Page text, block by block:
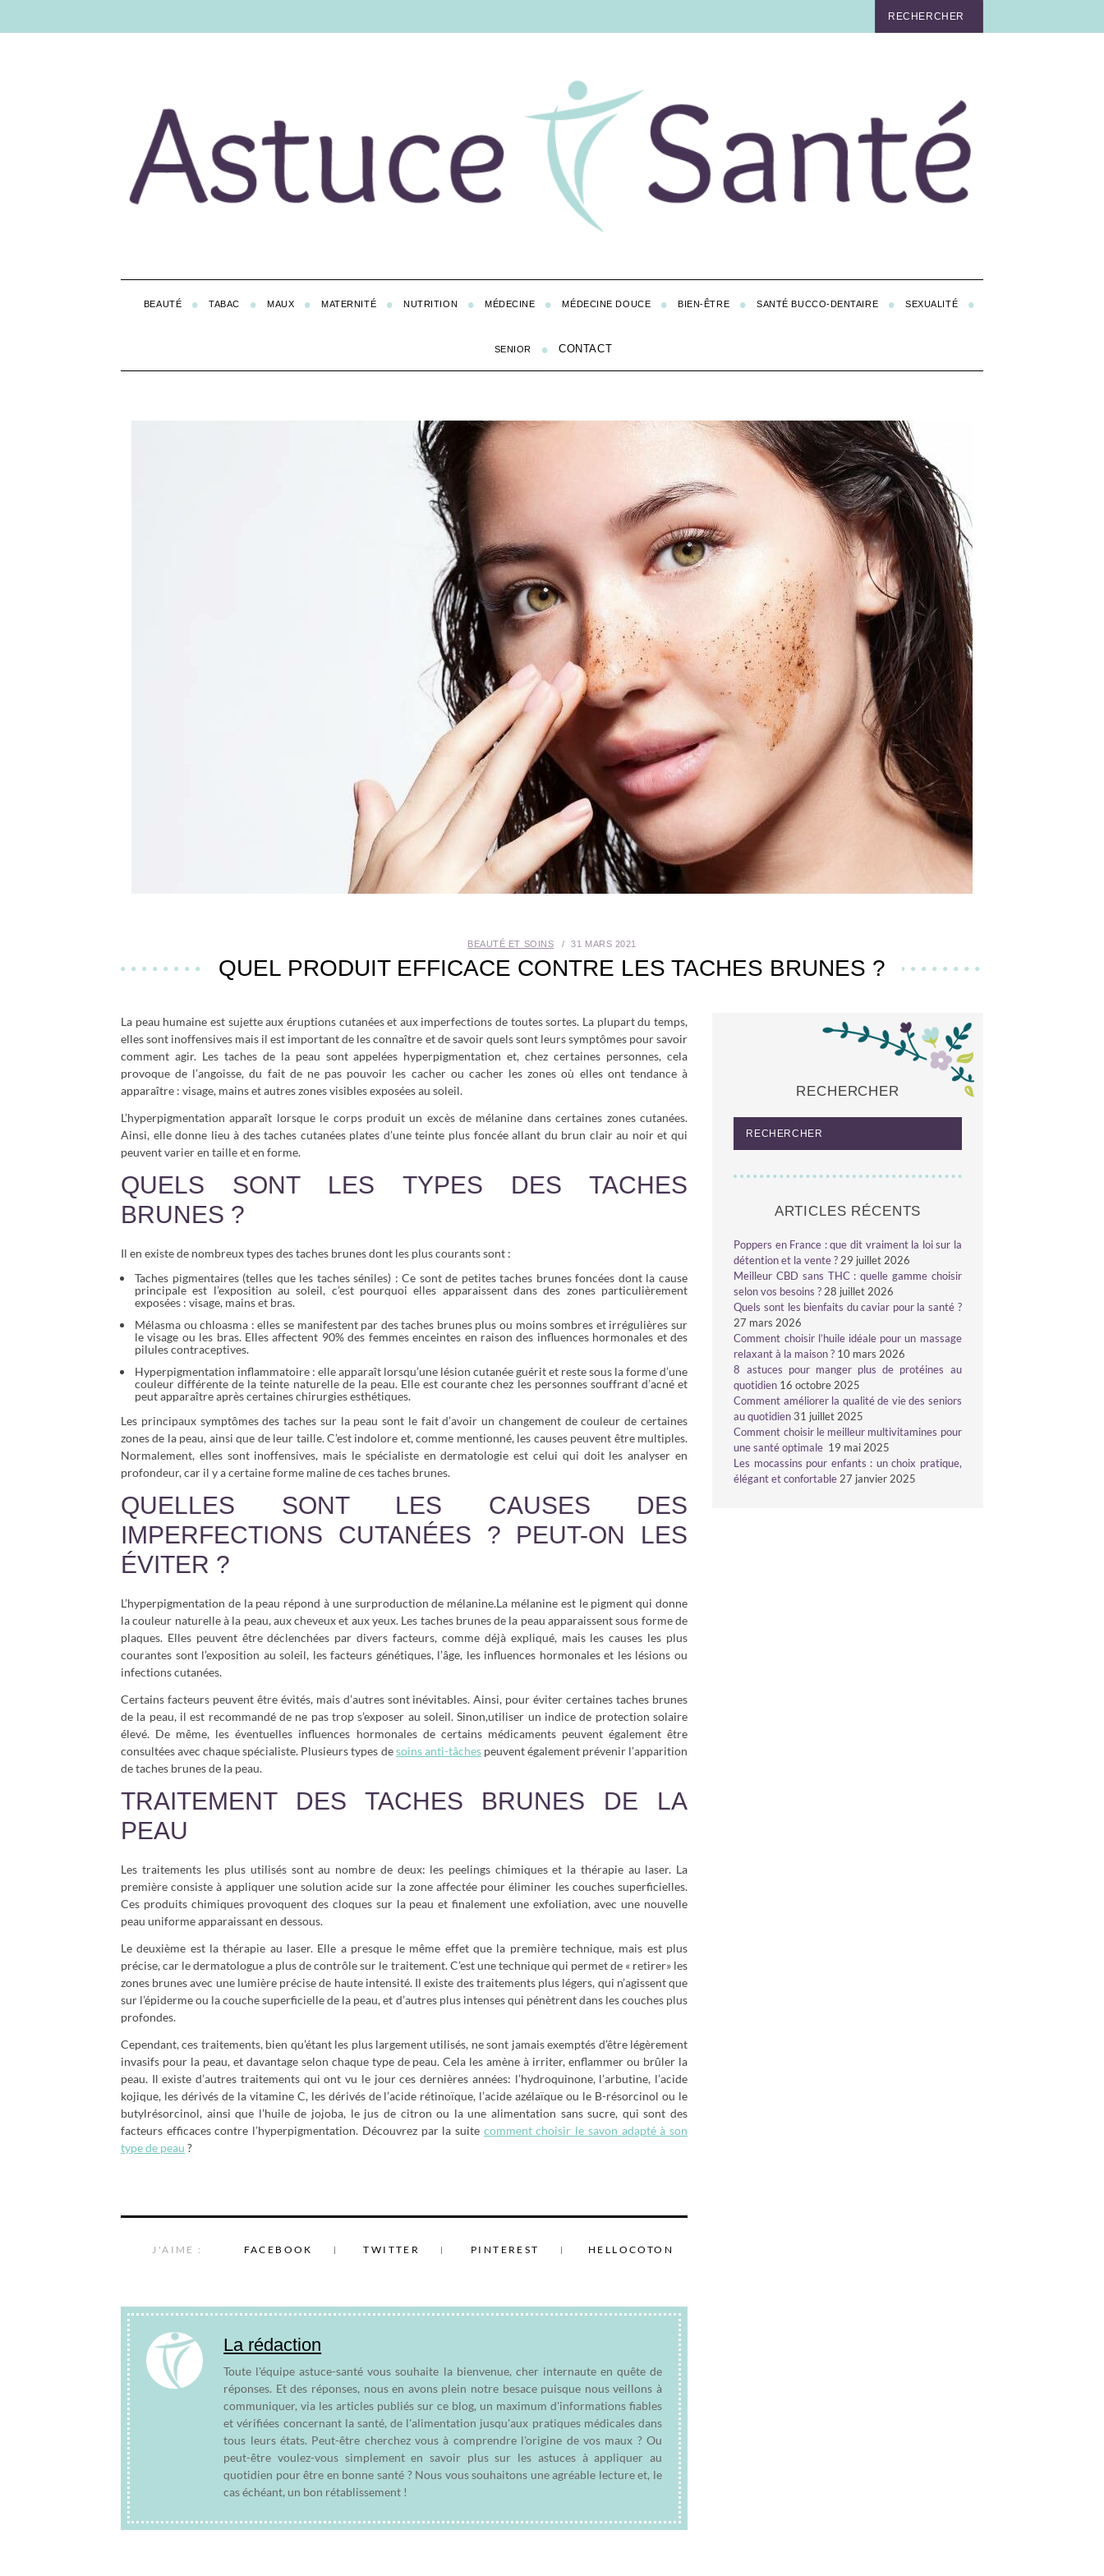
BEAUTÉ TABAC MAUX MATERNITÉ NUTRITION MÉDECINE MÉDECINE DOUCE BIEN-ÊTRE SANTÉ BUCCO-DENTAIRE SEXUALITÉ
SENIOR CONTACT
BEAUTÉ ET SOINS 31 MARS 2021
QUEL PRODUIT EFFICACE CONTRE LES TACHES BRUNES ?
La peau humaine est sujette aux éruptions cutanées et aux imperfections de toutes sortes. La plupart du temps,
elles sont inoffensives mais il est important de les connaître et de savoir quels sont leurs symptômes pour savoir
comment agir. Les taches de la peau sont appelées hyperpigmentation et, chez certaines personnes, cela
provoque de l’angoisse, du fait de ne pas pouvoir les cacher ou cacher les zones où elles ont tendance à
apparaître : visage, mains et autres zones visibles exposées au soleil.
L’hyperpigmentation apparaît lorsque le corps produit un excès de mélanine dans certaines zones cutanées.
Ainsi, elle donne lieu à des taches cutanées plates d’une teinte plus foncée allant du brun clair au noir et qui
peuvent varier en taille et en forme.
QUELS SONT LES TYPES DES TACHES
BRUNES ?
Il en existe de nombreux types des taches brunes dont les plus courants sont :
Taches pigmentaires (telles que les taches séniles) : Ce sont de petites taches brunes foncées dont la cause
principale est l’exposition au soleil, c’est pourquoi elles apparaissent dans des zones particulièrement
exposées : visage, mains et bras.
Mélasma ou chloasma : elles se manifestent par des taches brunes plus ou moins sombres et irrégulières sur
le visage ou les bras. Elles affectent 90% des femmes enceintes en raison des influences hormonales et des
pilules contraceptives.
Hyperpigmentation inflammatoire : elle apparaît lorsqu’une lésion cutanée guérit et reste sous la forme d’une
couleur différente de la teinte naturelle de la peau. Elle est courante chez les personnes souffrant d’acné et
peut apparaître après certaines chirurgies esthétiques.
Les principaux symptômes des taches sur la peau sont le fait d’avoir un changement de couleur de certaines
zones de la peau, ainsi que de leur taille. C’est indolore et, comme mentionné, les causes peuvent être multiples.
Normalement, elles sont inoffensives, mais le spécialiste en dermatologie est celui qui doit les analyser en
profondeur, car il y a certaine forme maline de ces taches brunes.
QUELLES SONT LES CAUSES DES
IMPERFECTIONS CUTANÉES ? PEUT-ON LES
ÉVITER ?
L’hyperpigmentation de la peau répond à une surproduction de mélanine.La mélanine est le pigment qui donne
la couleur naturelle à la peau, aux cheveux et aux yeux. Les taches brunes de la peau apparaissent sous forme de
plaques. Elles peuvent être déclenchées par divers facteurs, comme déjà expliqué, mais les causes les plus
courantes sont l’exposition au soleil, les facteurs génétiques, l’âge, les influences hormonales et les lésions ou
infections cutanées.
Certains facteurs peuvent être évités, mais d’autres sont inévitables. Ainsi, pour éviter certaines taches brunes
de la peau, il est recommandé de ne pas trop s’exposer au soleil. Sinon,utiliser un indice de protection solaire
élevé. De même, les éventuelles influences hormonales de certains médicaments peuvent également être
consultées avec chaque spécialiste. Plusieurs types desoins anti-tâchespeuvent également prévenir l’apparition
de taches brunes de la peau.
TRAITEMENT DES TACHES BRUNES DE LA
PEAU
Les traitements les plus utilisés sont au nombre de deux: les peelings chimiques et la thérapie au laser. La
première consiste à appliquer une solution acide sur la zone affectée pour éliminer les couches superficielles.
Ces produits chimiques provoquent des cloques sur la peau et finalement une exfoliation, avec une nouvelle
peau uniforme apparaissant en dessous.
Le deuxième est la thérapie au laser. Elle a presque le même effet que la première technique, mais est plus
précise, car le dermatologue a plus de contrôle sur le traitement. C’est une technique qui permet de « retirer» les
zones brunes avec une lumière précise de haute intensité. Il existe des traitements plus légers, qui n’agissent que
sur l’épiderme ou la couche superficielle de la peau, et d’autres plus intenses qui pénètrent dans les couches plus
profondes.
Cependant, ces traitements, bien qu’étant les plus largement utilisés, ne sont jamais exemptés d’être légèrement
invasifs pour la peau, et davantage selon chaque type de peau. Cela les amène à irriter, enflammer ou brûler la
peau. Il existe d’autres traitements qui ont vu le jour ces dernières années: l’hydroquinone, l’arbutine, l’acide
kojique, les dérivés de la vitamine C, les dérivés de l’acide rétinoïque, l’acide azélaïque ou le B-résorcinol ou le
butylrésorcinol, ainsi que l’huile de jojoba, le jus de citron ou la une alimentation sans sucre, qui sont des
facteurs efficaces contre l’hyperpigmentation. Découvrez par la suite comment choisir le savon adapté à son
type de peau ?
J'AIME : FACEBOOK TWITTER PINTEREST HELLOCOTON
La rédaction
Toute l'équipe astuce-santé vous souhaite la bienvenue, cher internaute en quête de
réponses. Et des réponses, nous en avons plein notre besace puisque nous veillons à
communiquer, via les articles publiés sur ce blog, un maximum d'informations fiables
et vérifiées concernant la santé, de l'alimentation jusqu'aux pratiques médicales dans
tous leurs états. Peut-être cherchez vous à comprendre l'origine de vos maux ? Ou
peut-être voulez-vous simplement en savoir plus sur les astuces à appliquer au
quotidien pour être en bonne santé ? Nous vous souhaitons une agréable lecture et, le
cas échéant, un bon rétablissement !
RECHERCHER
ARTICLES RÉCENTS
Poppers en France : que dit vraiment la loi sur la
détention et la vente ? 29 juillet 2026
Meilleur CBD sans THC : quelle gamme choisir
selon vos besoins ? 28 juillet 2026
Quels sont les bienfaits du caviar pour la santé ?
27 mars 2026
Comment choisir l’huile idéale pour un massage
relaxant à la maison ? 10 mars 2026
8 astuces pour manger plus de protéines au
quotidien 16 octobre 2025
Comment améliorer la qualité de vie des seniors
au quotidien 31 juillet 2025
Comment choisir le meilleur multivitamines pour
une santé optimale 19 mai 2025
Les mocassins pour enfants : un choix pratique,
élégant et confortable 27 janvier 2025